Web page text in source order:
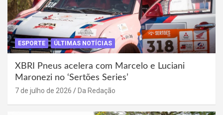
ESPORTE ÚLTIMAS NOTÍCIAS
XBRI Pneus acelera com Marcelo e Luciani
Maronezi no ‘Sertões Series’
7 de julho de 2026 Da Redação